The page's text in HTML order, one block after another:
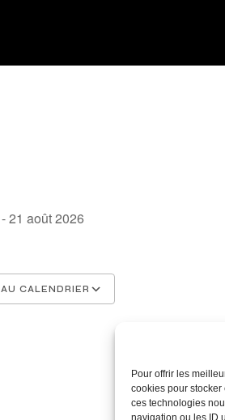
Pour offrir les
cookies pour
ces technologies
navigation ou les ID
21 août 2026
CALENDRIER